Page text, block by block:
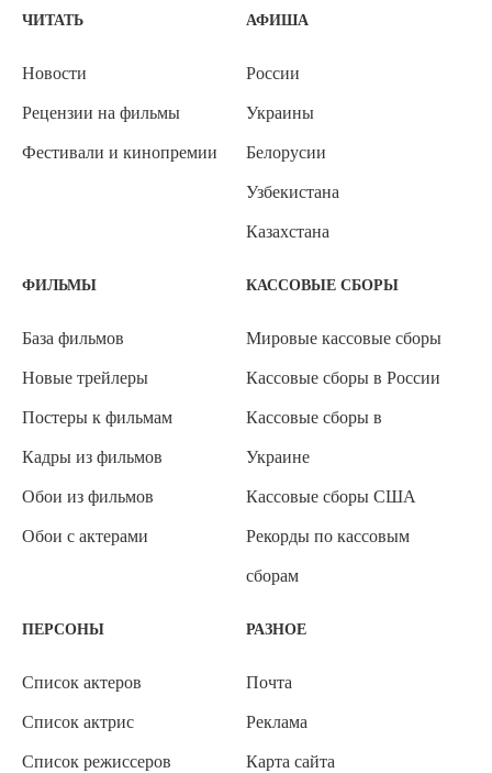
ЧИТАТЬ
Новости
Рецензии на фильмы
Фестивали и кинопремии
АФИША
России
Украины
Белорусии
Узбекистана
Казахстана
ФИЛЬМЫ
База фильмов
Новые трейлеры
Постеры к фильмам
Кадры из фильмов
Обои из фильмов
Обои с актерами
КАССОВЫЕ СБОРЫ
Мировые кассовые сборы
Кассовые сборы в России
Кассовые сборы в
Украине
Кассовые сборы США
Рекорды по кассовым
сборам
ПЕРСОНЫ
Список актеров
Список актрис
Список режиссеров
РАЗНОЕ
Почта
Реклама
Карта сайта